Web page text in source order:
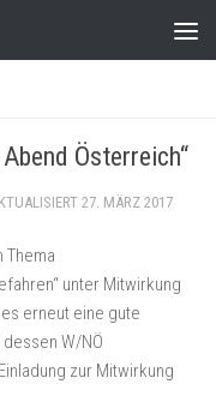
Österreich“
27. MÄRZ 2017
Thema
unter Mitwirkung
erneut eine gute
W/NÖ
zur Mitwirkung